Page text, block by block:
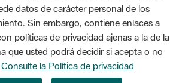
Llacuna, 1a planta. Badajoz, 49.
022 428 / xarxaparcs@diba.cat
datos de carácter personal de los
Sin embargo, contiene enlaces a
políticas de privacidad ajenas a la de la
que usted podrá decidir si acepta o no
Consulte la Política de privacidad